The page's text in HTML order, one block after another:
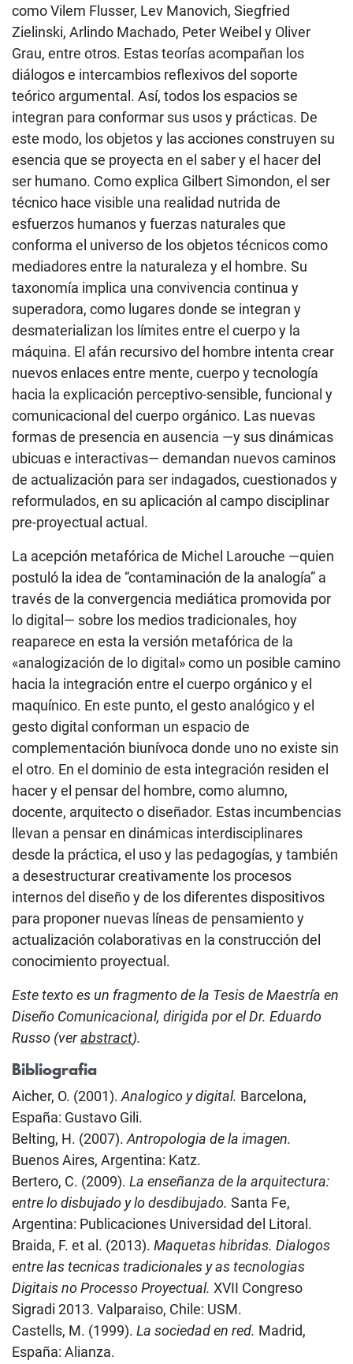
como Vilem Flusser, Lev Manovich, Siegfried
Zielinski, Arlindo Machado, Peter Weibel y Oliver
Grau, entre otros. Estas teorías acompañan los
diálogos e intercambios reflexivos del soporte
teórico argumental. Así, todos los espacios se
integran para conformar sus usos y prácticas. De
este modo, los objetos y las acciones construyen su
esencia que se proyecta en el saber y el hacer del
ser humano. Como explica Gilbert Simondon, el ser
técnico hace visible una realidad nutrida de
esfuerzos humanos y fuerzas naturales que
conforma el universo de los objetos técnicos como
mediadores entre la naturaleza y el hombre. Su
taxonomía implica una convivencia continua y
superadora, como lugares donde se integran y
desmaterializan los límites entre el cuerpo y la
máquina. El afán recursivo del hombre intenta crear
nuevos enlaces entre mente, cuerpo y tecnología
hacia la explicación perceptivo-sensible, funcional y
comunicacional del cuerpo orgánico. Las nuevas
formas de presencia en ausencia —y sus dinámicas
ubicuas e interactivas— demandan nuevos caminos
de actualización para ser indagados, cuestionados y
reformulados, en su aplicación al campo disciplinar
pre-proyectual actual.
La acepción metafórica de Michel Larouche —quien
postuló la idea de “contaminación de la analogía” a
través de la convergencia mediática promovida por
lo digital— sobre los medios tradicionales, hoy
reaparece en esta la versión metafórica de la
«analogización de lo digital» como un posible camino
hacia la integración entre el cuerpo orgánico y el
maquínico. En este punto, el gesto analógico y el
gesto digital conforman un espacio de
complementación biunívoca donde uno no existe sin
el otro. En el dominio de esta integración residen el
hacer y el pensar del hombre, como alumno,
docente, arquitecto o diseñador. Estas incumbencias
llevan a pensar en dinámicas interdisciplinares
desde la práctica, el uso y las pedagogías, y también
a desestructurar creativamente los procesos
internos del diseño y de los diferentes dispositivos
para proponer nuevas líneas de pensamiento y
actualización colaborativas en la construcción del
conocimiento proyectual.
Este texto es un fragmento de la Tesis de Maestría en
Diseño Comunicacional, dirigida por el Dr. Eduardo
Russo (verabstract).
Bibliografia
Aicher, O. (2001).Analogico y digital. Barcelona,
España: Gustavo Gili.
Belting, H. (2007).Antropologia de la imagen.
Buenos Aires, Argentina: Katz.
Bertero, C. (2009). La enseñanza de la arquitectura:
entre lo disbujado y lo desdibujado. Santa Fe,
Argentina: Publicaciones Universidad del Litoral.
Braida, F. et al. (2013). Maquetas hibridas. Dialogos
entre las tecnicas tradicionales y as tecnologias
Digitais no Processo Proyectual. XVII Congreso
Sigradi 2013. Valparaiso, Chile: USM.
Castells, M. (1999). La sociedad en red. Madrid,
España: Alianza.